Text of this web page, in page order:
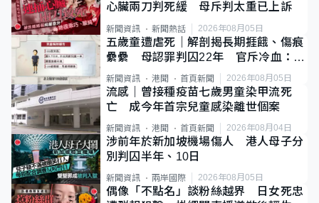
心臟兩刀判死緩 母斥判太重已上訴
新聞資訊 新聞熱話 2026年08月05日
五歲童遭虐死｜解剖揭長期捱餓、傷痕
纍纍 母認罪判囚22年 官斥冷血：同
類案最惡劣
新聞資訊 港聞 首頁新聞 2026年08月05日
流感｜曾接種疫苗七歲男童染甲流死
亡 成今年首宗兒童感染離世個案
新聞資訊 港聞 首頁新聞 2026年08月04日
涉前年於新加坡機場傷人 港人母子分
別判囚半年、10日
新聞資訊 兩岸國際 2026年08月05日
偶像「不點名」談粉絲越界 日女死忠